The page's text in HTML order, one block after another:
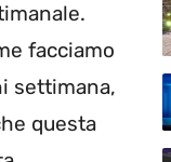
facciamo
settimana,
questa